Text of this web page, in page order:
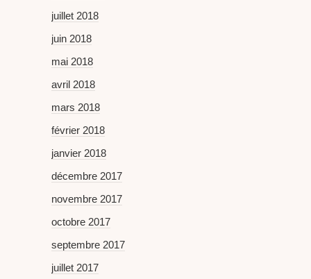
juillet 2018
juin 2018
mai 2018
avril 2018
mars 2018
février 2018
janvier 2018
décembre 2017
novembre 2017
octobre 2017
septembre 2017
juillet 2017